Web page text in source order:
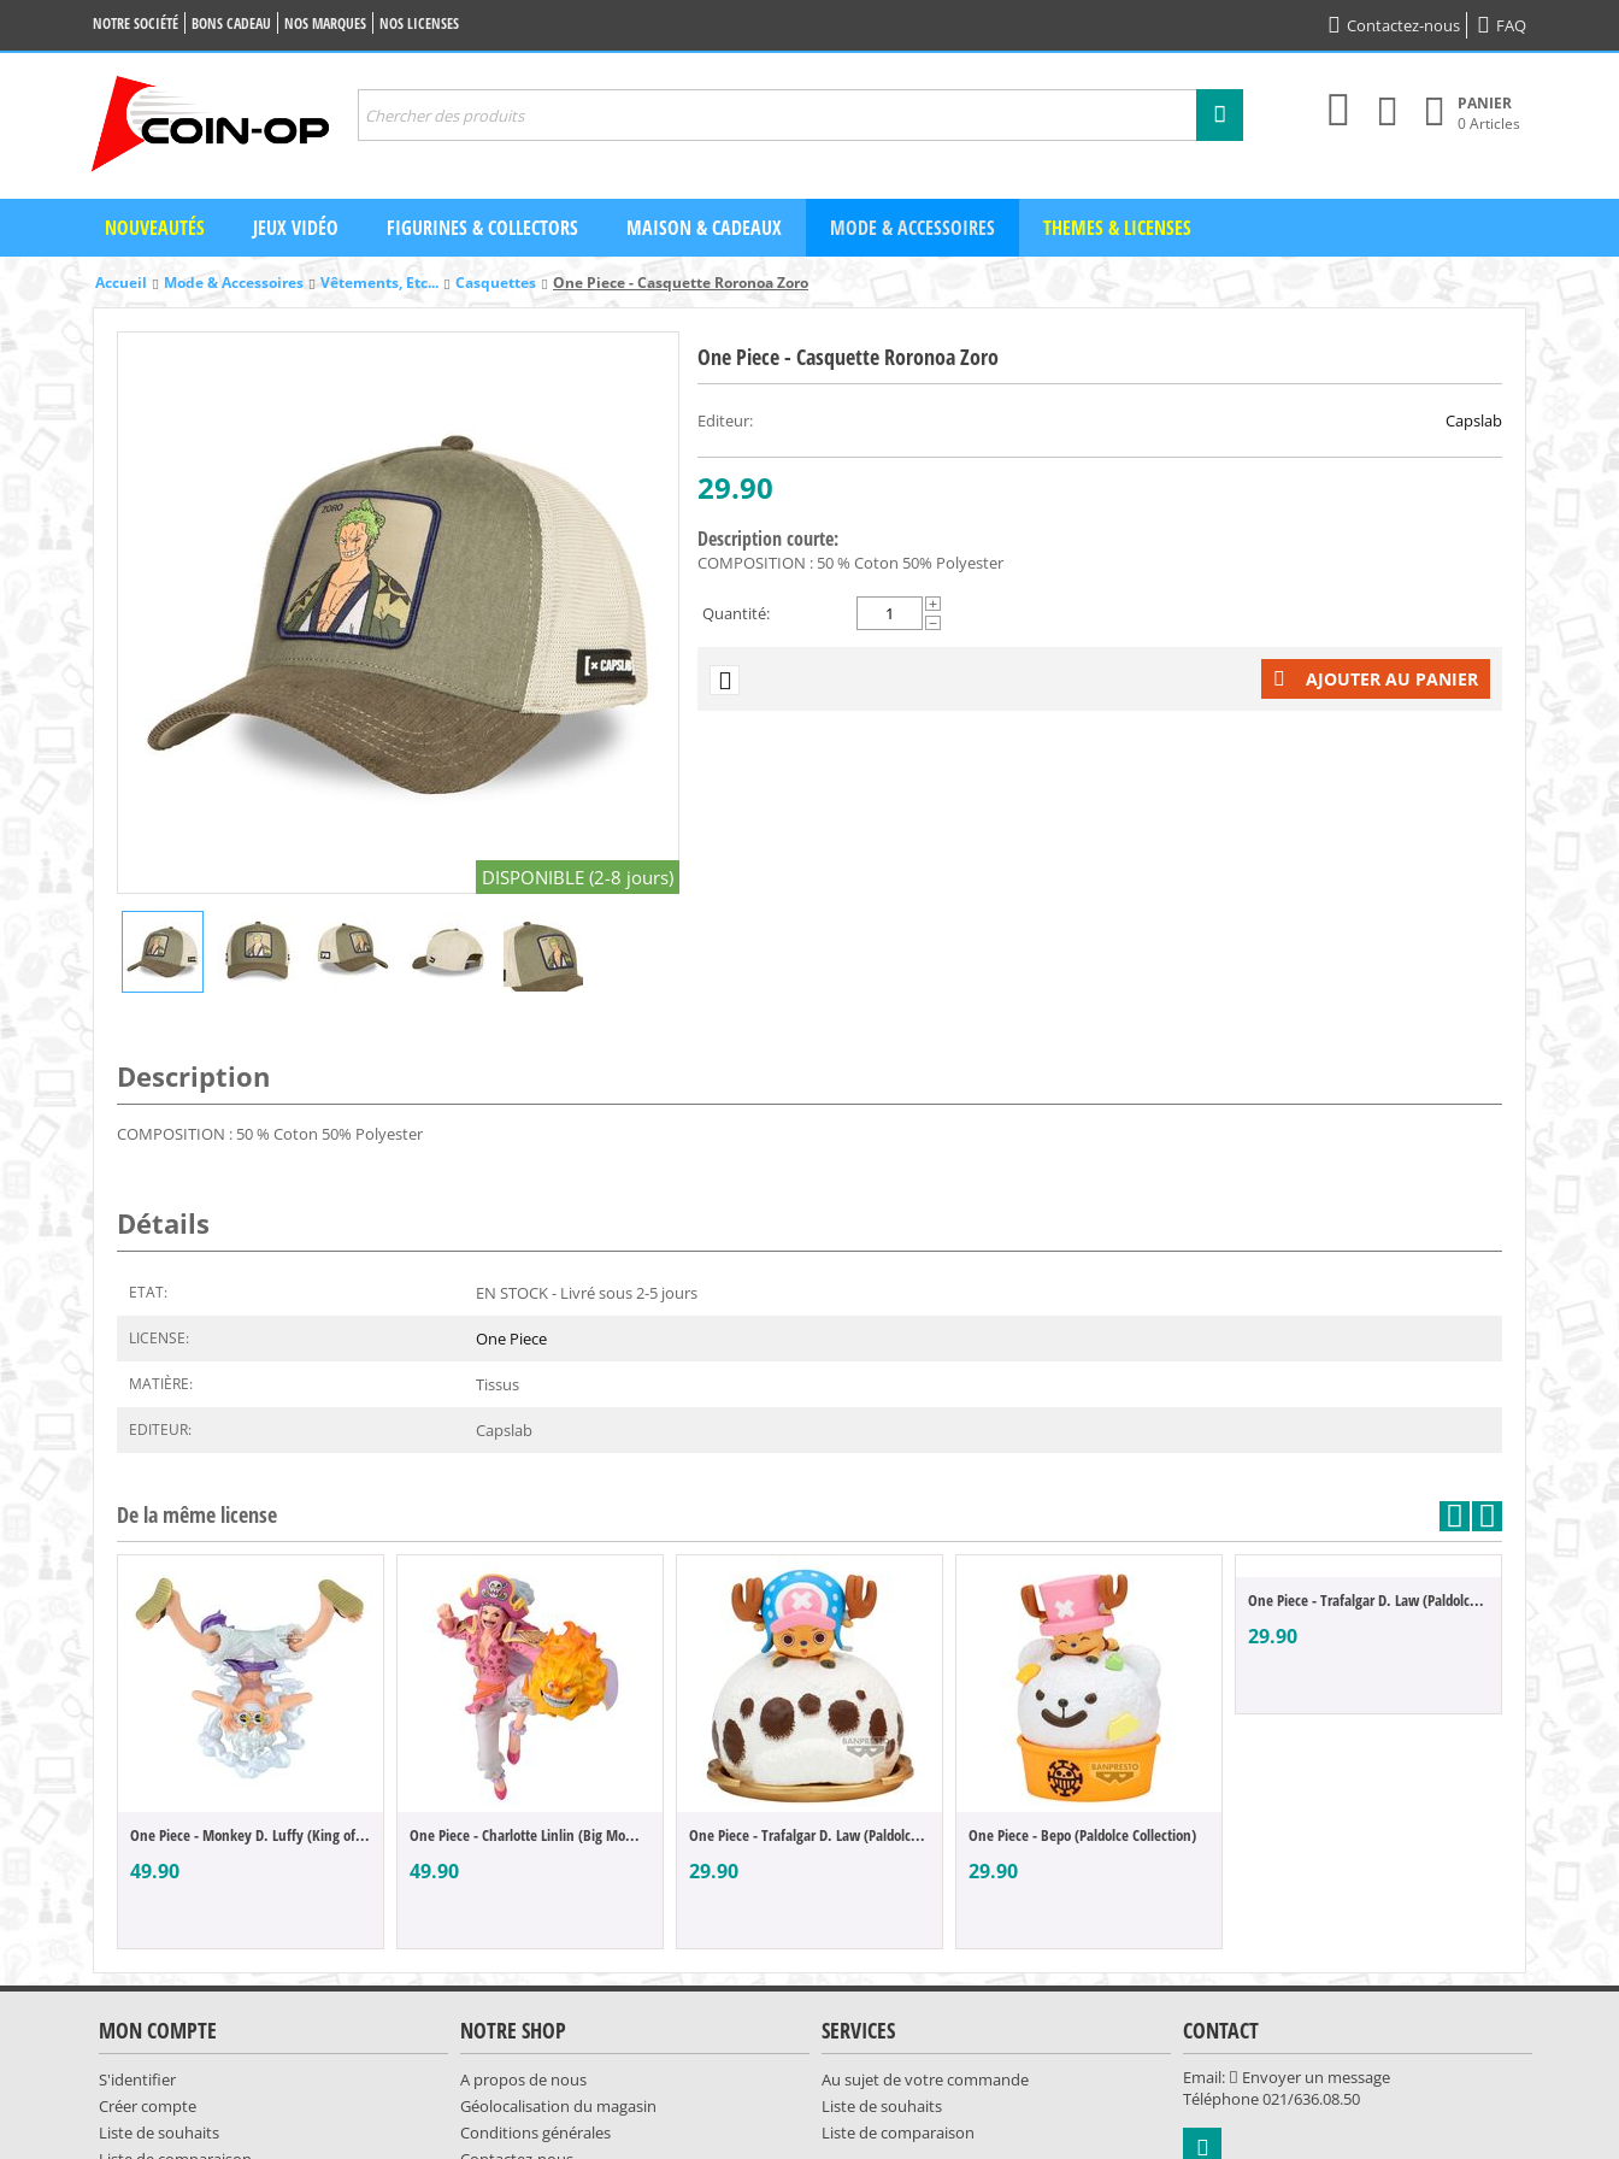
NOTRE SOCIÉTÉ BONS CADEAU NOS MARQUES NOS LICENSES Contactez-nous FAQ
PANIER
0 Articles
NOUVEAUTÉS JEUX VIDÉO FIGURINES & COLLECTORS MAISON & CADEAUX MODE & ACCESSOIRES THEMES & LICENSES
Accueil Mode & Accessoires Vêtements, Etc... Casquettes One Piece - Casquette Roronoa Zoro
DISPONIBLE (2-8 jours)
One Piece - Casquette Roronoa Zoro
Editeur: Capslab
29.90
Description courte:
COMPOSITION : 50 % Coton 50% Polyester
Quantité:
+
−
AJOUTER AU PANIER
Description
COMPOSITION : 50 % Coton 50% Polyester
Détails
ETAT: EN STOCK - Livré sous 2-5 jours
LICENSE: One Piece
MATIÈRE: Tissus
EDITEUR: Capslab
De la même license
One Piece - Monkey D. Luffy (King of Artist)
49.90
One Piece - Charlotte Linlin (Big Mom) (B...
49.90
One Piece - Trafalgar D. Law (Paldolce Co...
29.90
One Piece - Bepo (Paldolce Collection)
29.90
One Piece - Trafalgar D. Law (Paldolce Co...
29.90
MON COMPTE
S'identifier
Créer compte
Liste de souhaits
NOTRE SHOP
A propos de nous
Géolocalisation du magasin
Conditions générales
SERVICES
Au sujet de votre commande
Liste de souhaits
Liste de comparaison
CONTACT
Email:
Envoyer un message
Téléphone021/636.08.50